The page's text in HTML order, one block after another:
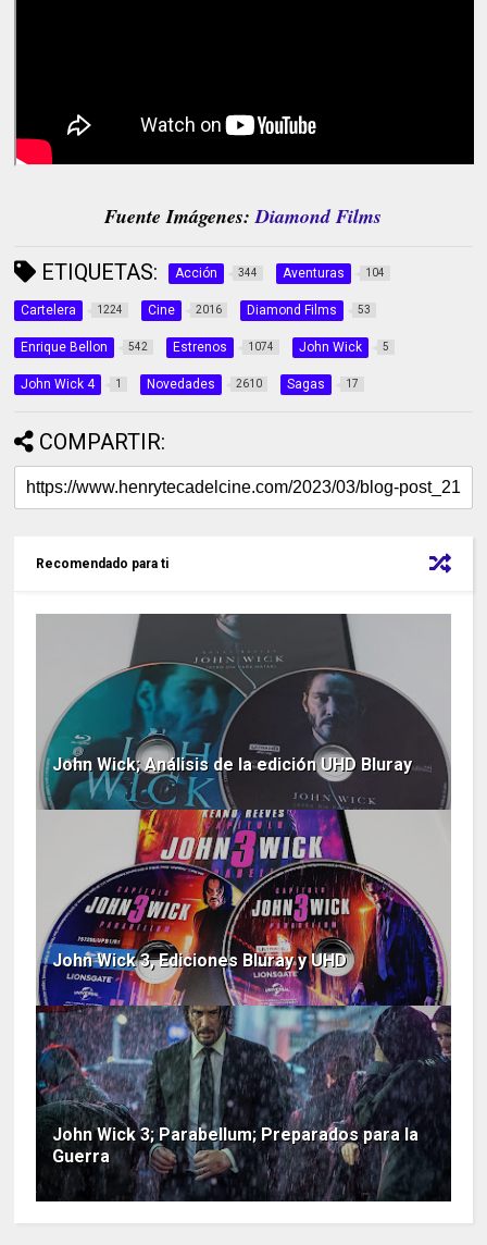
Fuente Imágenes:Diamond Films
ETIQUETAS: Acción 344 Aventuras 104
Cartelera 1224 Cine 2016 Diamond Films 53
Enrique Bellon 542 Estrenos 1074 John Wick 5
John Wick 4 1 Novedades 2610 Sagas 17
COMPARTIR:
Recomendado para ti
John Wick; Análisis de la edición UHD Bluray
John Wick 3, Ediciones Bluray y UHD
John Wick 3; Parabellum; Preparados para la
Guerra